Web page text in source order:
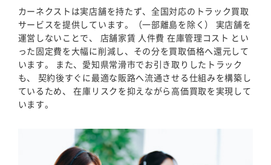
カーネクストは実店舗を持たず、全国対応のトラック買取
サービスを提供しています。（一部離島を除く） 実店舗を
運営しないことで、 店舗家賃 人件費 在庫管理コスト とい
った固定費を大幅に削減し、その分を買取価格へ還元して
います。 また、愛知県常滑市でお引き取りしたトラック
も、 契約後すぐに最適な販路へ流通させる仕組みを構築し
ているため、 在庫リスクを抑えながら高価買取を実現して
います。